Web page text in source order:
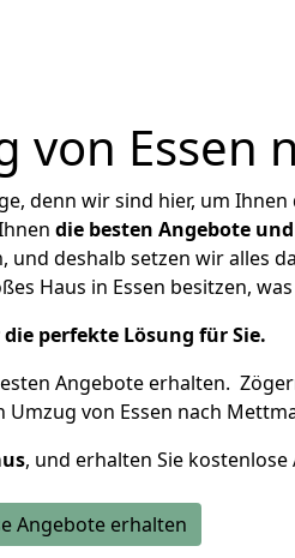
von Essen
denn wir sind hier, um Ihnen
die besten Angebote
deshalb setzen wir alles
Haus in Essen besitzen,
perfekte Lösung für Sie.
Angebote erhalten.
von Essen nach
, und erhalten Sie kostenlose
Angebote erhalten